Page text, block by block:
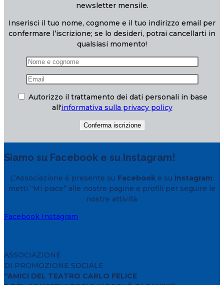
newsletter mensile.
Inserisci il tuo nome, cognome e il tuo indirizzo email per
confermare l’iscrizione; se lo desideri, potrai cancellarti in
qualsiasi momento!
Autorizzo il trattamento dei dati personali in base
all'informativa sulla privacy policy
Siamo su Facebook e su Instagram!
L’Associazione è presente su Facebook e su Instagram:
metti “Mi piace” alle nostre pagine e profili per seguire le
nostre attività.
Facebook Instagram
ASSOCIAZIONE
DI PROMOZIONE SOCIALE
“AMICI DEL TEATRO CARLO FELICE